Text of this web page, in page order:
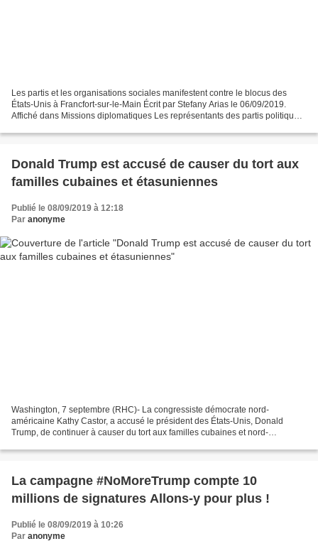
Les partis et les organisations sociales manifestent contre le blocus des
États-Unis à Francfort-sur-le-Main Écrit par Stefany Arias le 06/09/2019.
Affiché dans Missions diplomatiques Les représentants des partis politiques,
Donald Trump est accusé de causer du tort aux
familles cubaines et étasuniennes
Publié le 08/09/2019 à 12:18
Par anonyme
Washington, 7 septembre (RHC)- La congressiste démocrate nord-
américaine Kathy Castor, a accusé le président des États-Unis, Donald
Trump, de continuer à causer du tort aux familles cubaines et nord-
La campagne #NoMoreTrump compte 10
millions de signatures Allons-y pour plus !
Publié le 08/09/2019 à 10:26
Par anonyme